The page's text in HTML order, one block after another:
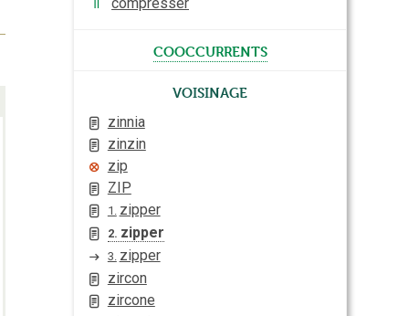
cooccurrents
Voisinage
zinnia
zinzin
zip
ZIP
1. zipper
2. zipper
3. zipper
zircon
zircone